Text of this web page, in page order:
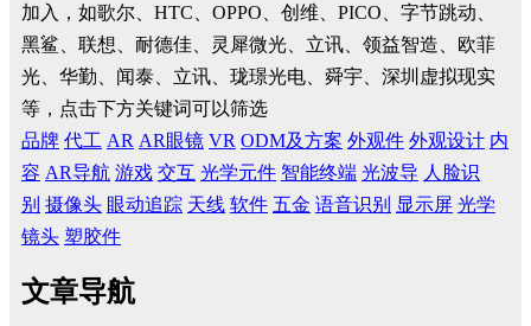
加入，如歌尔、HTC、OPPO、创维、PICO、字节跳动、
黑鲨、联想、耐德佳、灵犀微光、立讯、领益智造、欧菲
光、华勤、闻泰、立讯、珑璟光电、舜宇、深圳虚拟现实
等，点击下方关键词可以筛选
品牌 代工 AR AR眼镜 VR ODM及方案 外观件 外观设计 内
容 AR导航 游戏 交互 光学元件 智能终端 光波导 人脸识
别 摄像头 眼动追踪 天线 软件 五金 语音识别 显示屏 光学
镜头 塑胶件
文章导航